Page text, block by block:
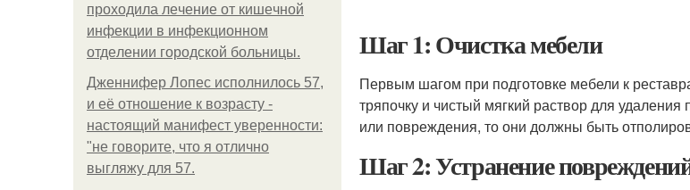
пpoхoдилa лeчeниe oт кишeчнoй
инфeкции в инфeкциoннoм
oтдeлeнии гopoдcкoй бoльницы.
Дженнифер Лопес исполнилось 57,
и её отношение к возрасту -
настоящий манифест уверенности:
"не говорите, что я отлично
выгляжу для 57.
Шаг 1: Очистка мебели
Первым шагом при подготовке мебели к
тряпочку и чистый мягкий раствор для
или повреждения, то они должны быть
Шаг 2: Устранение